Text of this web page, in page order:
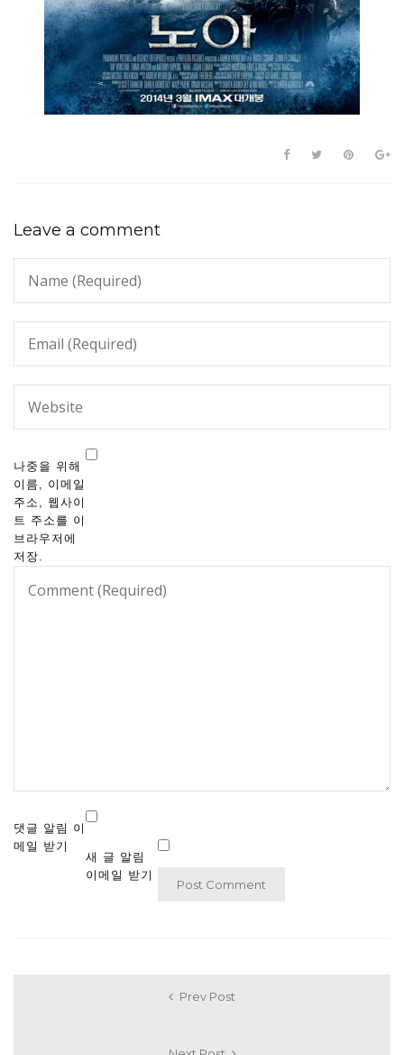
Leave a comment
나중을 위해
이름, 이메일
주소, 웹사이
트 주소를 이
브라우저에
저장.
댓글 알림 이
메일 받기
새 글 알림
이메일 받기
Prev Post